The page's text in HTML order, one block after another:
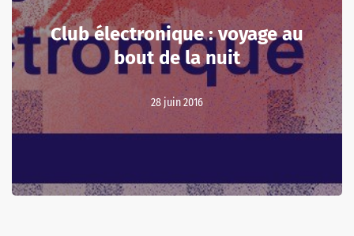
Club électronique : voyage au
bout de la nuit
28 juin 2016